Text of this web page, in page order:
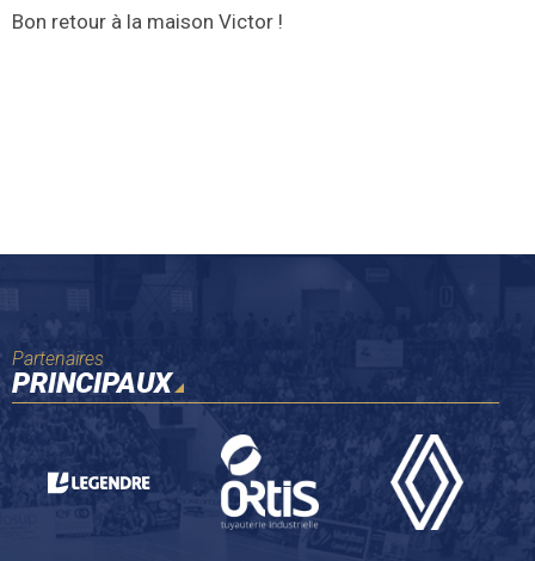
Bon retour à la maison Victor !
Partenaires
PRINCIPAUX